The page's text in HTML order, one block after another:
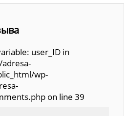
user_ID in
wp-
on line 39